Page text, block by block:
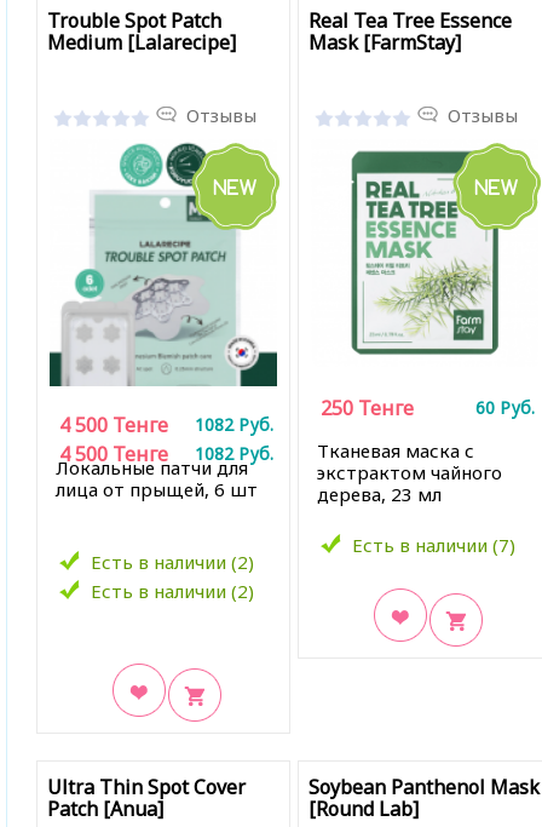
Trouble Spot Patch
Medium [Lalarecipe]
Отзывы
Локальные патчи для
лица от прыщей, 6 шт
Есть в наличии (2)
4 500 Тенге 1082 Руб.
Есть в наличии (2)
4 500 Тенге 1082 Руб.
Real Tea Tree Essence
Mask [FarmStay]
Отзывы
Тканевая маска с
экстрактом чайного
дерева, 23 мл
Есть в наличии (7)
250 Тенге 60 Руб.
Ultra Thin Spot Cover
Patch [Anua]
Soybean Panthenol Mask
[Round Lab]